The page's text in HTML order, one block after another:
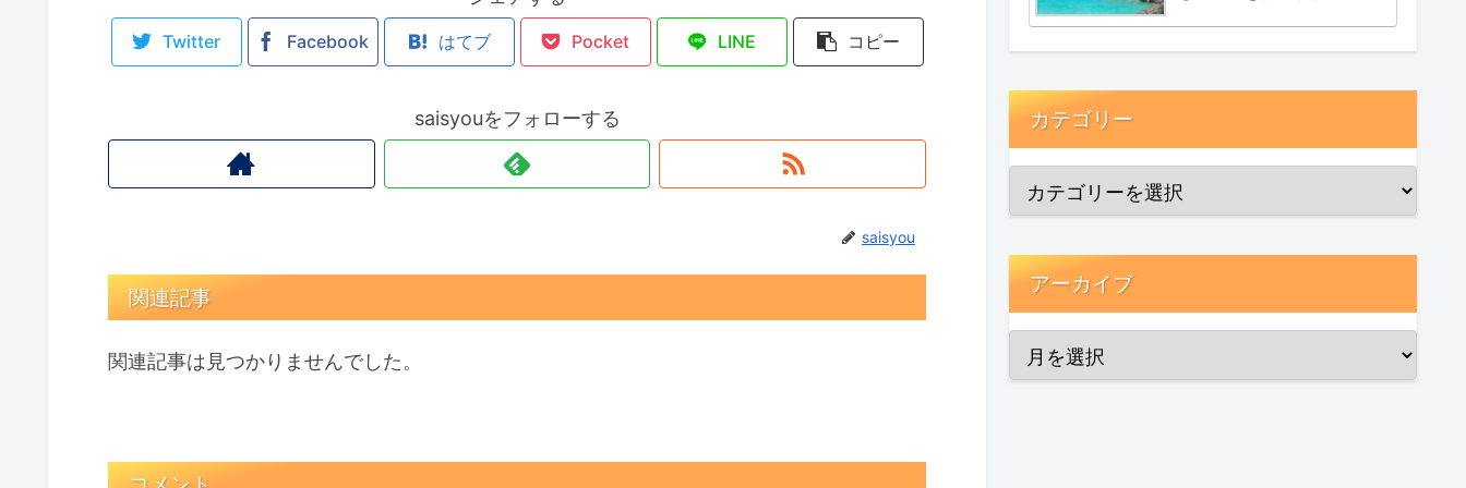
Twitter Facebook はてブ Pocket LINE コピー
saisyouをフォローする
saisyou
関連記事
関連記事は見つかりませんでした。
カテゴリー
アーカイブ